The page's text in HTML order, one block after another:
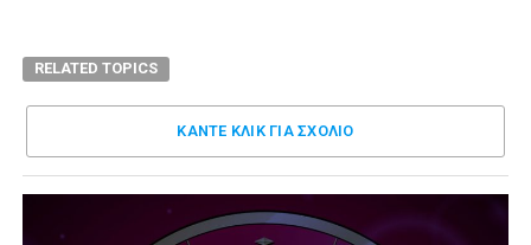
RELATED TOPICS
ΚΑΝΤΕ ΚΛΊΚ ΓΙΑ ΣΧΌΛΙΟ